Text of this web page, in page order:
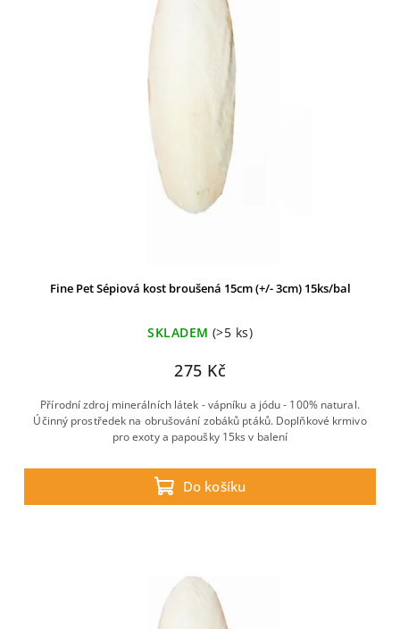
Fine Pet Sépiová kost broušená 15cm (+/- 3cm) 15ks/bal
SKLADEM (>5 ks)
275 Kč
Do košíku
Přírodní zdroj minerálních látek - vápníku a jódu - 100% natural.
Účinný prostředek na obrušování zobáků ptáků. Doplňkové krmivo
pro exoty a papoušky 15ks v balení